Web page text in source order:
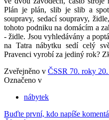
Plán je plán, slib je slib a
soupravy, sedací soupravy,
tohoto podniku na domácím a
- židle. Jsou vyhledávány a
na Tatra nábytku sedí celý
Pravenci vyrobí za jediný rok?
Zveřejněno v ČSSR 70. roky
Označeno v
nábytek
Buďte první, kdo napíše